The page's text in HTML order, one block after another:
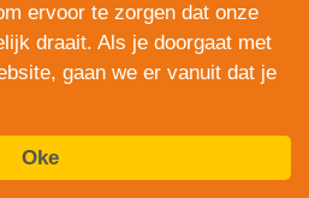
is onderdeel van
ervoor te zorgen dat onze
draait. Als je doorgaat met
gaan we er vanuit dat je
Oke